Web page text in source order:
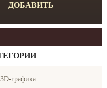
ДОБАВИТЬ
3D-графика